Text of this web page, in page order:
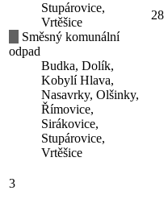
Stupárovice,
Vrtěšice
Směsný komunální
odpad
Budka, Dolík,
Kobylí Hlava,
Nasavrky, Olšinky,
Římovice,
Sirákovice,
Stupárovice,
Vrtěšice
28
3